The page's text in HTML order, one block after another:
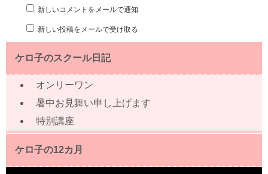
新しいコメントをメールで通知
新しい投稿をメールで受け取る
ケロ子のスクール日記
オンリーワン
暑中お見舞い申し上げます
特別講座
ケロ子の12カ月